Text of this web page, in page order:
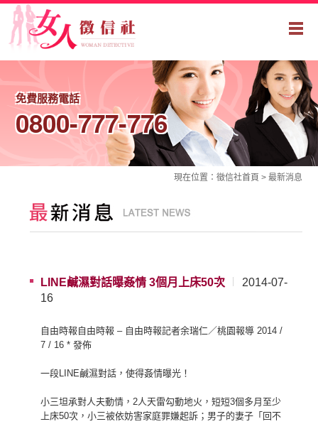
免費服務電話
0800-777-776
現在位置： 徵信社首頁 > 最新消息
LINE鹹濕對話曝姦情 3個月上床50次
2014-07-
16
自由時報自由時報 – 自由時報記者余瑞仁／桃園報導 2014 /
7 / 16 * 發佈
一段LINE鹹濕對話，使得姦情曝光！
小三坦承對人夫動情，2人天雷勾動地火，短短3個多月至少
上床50次，小三被依妨害家庭罪嫌起訴；男子的妻子「回不